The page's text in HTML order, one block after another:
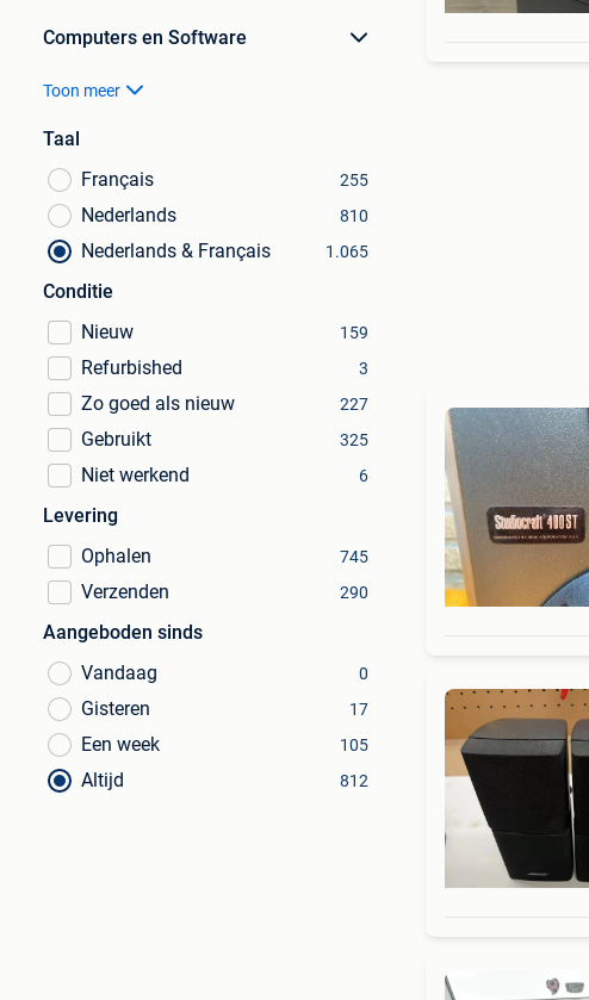
Computers en Software
Toon meer
Taal
Français
255
Nederlands 810
Nederlands & Français 1.065
Conditie
Nieuw
159
Refurbished 3
Zo goed als nieuw 227
Gebruikt 325
Niet werkend 6
Levering
Ophalen
745
Verzenden 290
Aangeboden sinds
Vandaag
0
Gisteren 17
Een week 105
Altijd 812